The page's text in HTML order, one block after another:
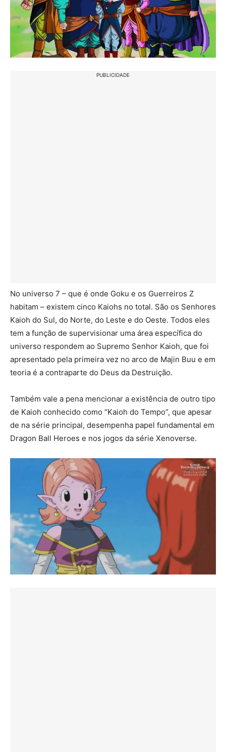
PUBLICIDADE
No universo 7 – que é onde Goku e os Guerreiros Z
habitam – existem cinco Kaiohs no total. São os Senhores
Kaioh do Sul, do Norte, do Leste e do Oeste. Todos eles
tem a função de supervisionar uma área específica do
universo respondem ao Supremo Senhor Kaioh, que foi
apresentado pela primeira vez no arco de Majin Buu e em
teoria é a contraparte do Deus da Destruição.
Também vale a pena mencionar a existência de outro tipo
de Kaioh conhecido como “Kaioh do Tempo”, que apesar
de na série principal, desempenha papel fundamental em
Dragon Ball Heroes e nos jogos da série Xenoverse.